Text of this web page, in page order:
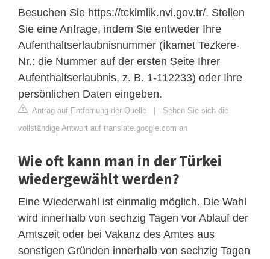
Besuchen Sie https://tckimlik.nvi.gov.tr/. Stellen
Sie eine Anfrage, indem Sie entweder Ihre
Aufenthaltserlaubnisnummer (İkamet Tezkere-
Nr.: die Nummer auf der ersten Seite Ihrer
Aufenthaltserlaubnis, z. B. 1-112233) oder Ihre
persönlichen Daten eingeben.
Antrag auf Entfernung der Quelle | Sehen Sie sich die
vollständige Antwort auf translate.google.com an
Wie oft kann man in der Türkei
wiedergewählt werden?
Eine Wiederwahl ist einmalig möglich. Die Wahl
wird innerhalb von sechzig Tagen vor Ablauf der
Amtszeit oder bei Vakanz des Amtes aus
sonstigen Gründen innerhalb von sechzig Tagen